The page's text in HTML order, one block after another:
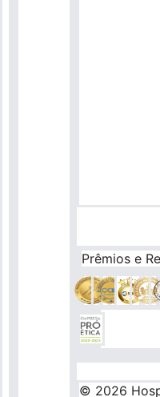
Prêmios e
© 2026